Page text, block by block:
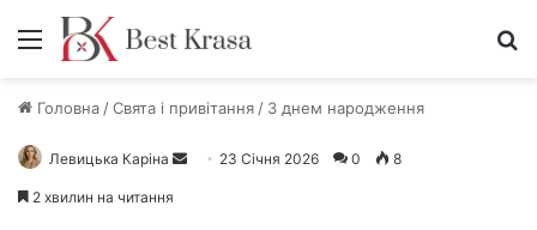
Меню
Головна /Свята і привітання / З днем народження
Левицька Каріна 23 Січня 2026 0 8
2 хвилин на читання